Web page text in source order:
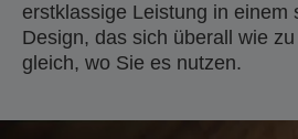
erstklassige Leistung in einem
Design, das sich überall wie
gleich, wo Sie es nutzen.